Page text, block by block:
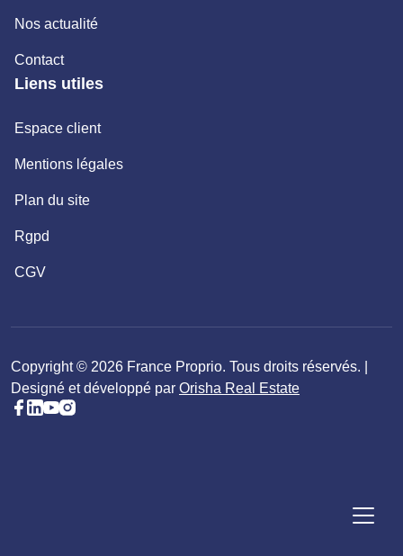
Nos actualité
Contact
Liens utiles
Espace client
Mentions légales
Plan du site
Rgpd
CGV
Copyright © 2026 France Proprio. Tous droits réservés. |
Designé et développé par Orisha Real Estate